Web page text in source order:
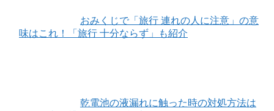
おみくじで「旅行 連れの人に注意」の意
味はこれ！「旅行 十分ならず」も紹介
乾電池の液漏れに触った時の対処方法は